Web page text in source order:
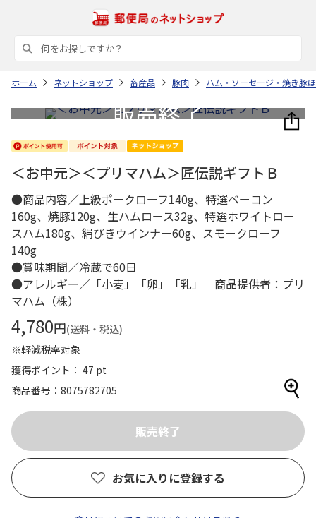
ホーム ネットショップ 畜産品 豚肉 ハム・ソーセージ・焼き豚
＜お中元＞＜プリマハム＞匠伝説ギフトＢ
●商品内容／上級ポークローフ140g、特選ベーコン
160g、焼豚120g、生ハムロース32g、特選ホワイトロー
スハム180g、絹びきウインナー60g、スモークローフ
140g
●賞味期間／冷蔵で60日
●アレルギー／「小麦」「卵」「乳」 商品提供者：プリ
マハム（株）
4,780円(送料・税込)
※軽減税率対象
獲得ポイント： 47 pt
商品番号
8075782705
お気に入りに登録する